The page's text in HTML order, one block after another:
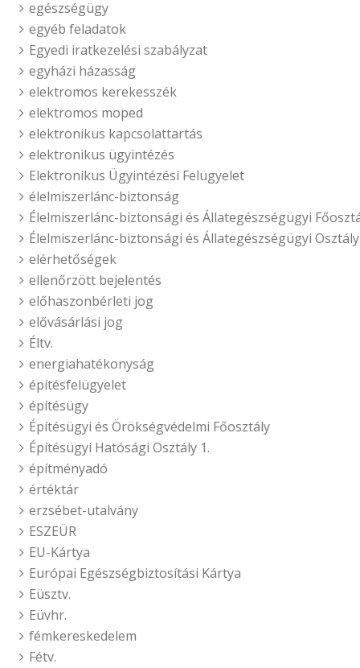
egészségügy
egyéb feladatok
Egyedi iratkezelési szabályzat
egyházi házasság
elektromos kerekesszék
elektromos moped
elektronikus kapcsolattartás
elektronikus ügyintézés
Elektronikus Ügyintézési Felügyelet
élelmiszerlánc-biztonság
Élelmiszerlánc-biztonsági és Állategészségügyi
Élelmiszerlánc-biztonsági és Állategészségügyi Osztály
elérhetőségek
ellenőrzött bejelentés
előhaszonbérleti jog
elővásárlási jog
Éltv.
energiahatékonyság
építésfelügyelet
építésügy
Építésügyi és Örökségvédelmi Főosztály
Építésügyi Hatósági Osztály 1.
építményadó
értéktár
erzsébet-utalvány
ESZEÜR
EU-Kártya
Európai Egészségbiztosítási Kártya
Eüsztv.
Eüvhr.
fémkereskedelem
Fétv.